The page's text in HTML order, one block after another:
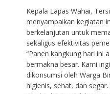
Kepala Lapas Wahai,
menyampaikan kegiatan
berkelanjutan untuk
sekaligus efektivitas
“Panen kangkung hari ini
bermakna besar. Kami
dikonsumsi oleh Warga
higienis, sehat, dan